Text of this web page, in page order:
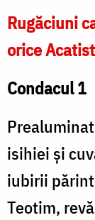
Rugăciuni
orice Acatist
Condacul 1
isihiei și
iubirii
Teotim,